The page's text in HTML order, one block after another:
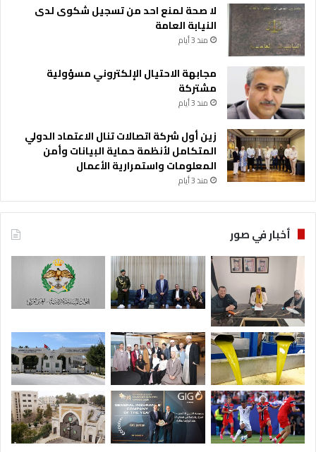
لا صحة لمنع احد من تسجيل شكوى لدى
النيابة العامة
منذ 3 أيام
مجابهة الاحتيال الإلكتروني مسؤولية
مشتركة
منذ 3 أيام
زين أول شركة اتصالات تنال الاعتماد الدولي
المتكامل لأنظمة حماية البيانات وأمن
المعلومات واستمرارية الأعمال
منذ 3 أيام
أخبار في صور